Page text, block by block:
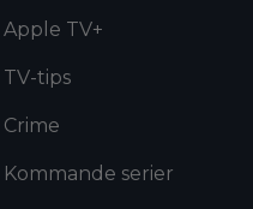
Apple TV+
TV-tips
Crime
Kommande serier